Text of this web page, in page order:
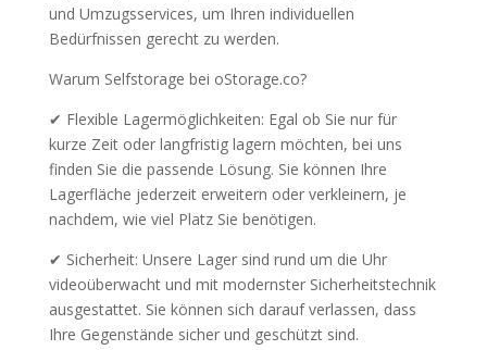
und Umzugsservices, um Ihren individuellen
Bedürfnissen gerecht zu werden.
Warum Selfstorage bei oStorage.co?
✔ Flexible Lagermöglichkeiten: Egal ob Sie nur für
kurze Zeit oder langfristig lagern möchten, bei uns
finden Sie die passende Lösung. Sie können Ihre
Lagerfläche jederzeit erweitern oder verkleinern, je
nachdem, wie viel Platz Sie benötigen.
✔ Sicherheit: Unsere Lager sind rund um die Uhr
videoüberwacht und mit modernster Sicherheitstechnik
ausgestattet. Sie können sich darauf verlassen, dass
Ihre Gegenstände sicher und geschützt sind.